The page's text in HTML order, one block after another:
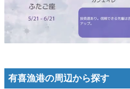
有喜漁港の周辺から探す